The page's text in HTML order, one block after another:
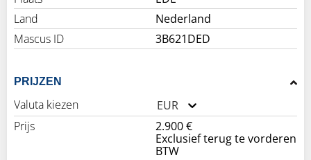
Land
Nederland
Mascus ID
3B621DED
PRIJZEN
Valuta kiezen
EUR
Prijs
2.900 €
Exclusief terug te vorderen
BTW